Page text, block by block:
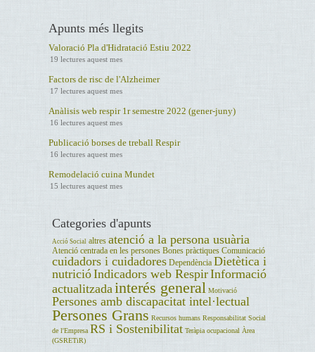
Apunts més llegits
Valoració Pla d'Hidratació Estiu 2022
19 lectures aquest mes
Factors de risc de l'Alzheimer
17 lectures aquest mes
Anàlisis web respir 1r semestre 2022 (gener-juny)
16 lectures aquest mes
Publicació borses de treball Respir
16 lectures aquest mes
Remodelació cuina Mundet
15 lectures aquest mes
Categories d'apunts
Acció Social altres atenció a la persona usuària
Atenció centrada en les persones Bones pràctiques Comunicació
cuidadors i cuidadores Dependència Dietètica i
nutricióIndicadors web RespirInformació
actualitzada interés general Motivació
Persones amb discapacitat intel·lectual
Persones Grans Recursos humans Responsabilitat Social
de l'Empresa RS i Sostenibilitat Teràpia ocupacional Àrea
(GSRETiR)